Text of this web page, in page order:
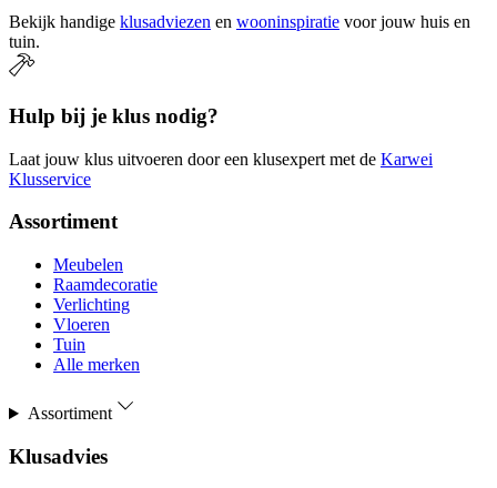
Bekijk handige klusadviezen en wooninspiratie voor jouw huis en
tuin.
Hulp bij je klus nodig?
Laat jouw klus uitvoeren door een klusexpert met de Karwei
Klusservice
Assortiment
Meubelen
Raamdecoratie
Verlichting
Vloeren
Tuin
Alle merken
Assortiment
Klusadvies